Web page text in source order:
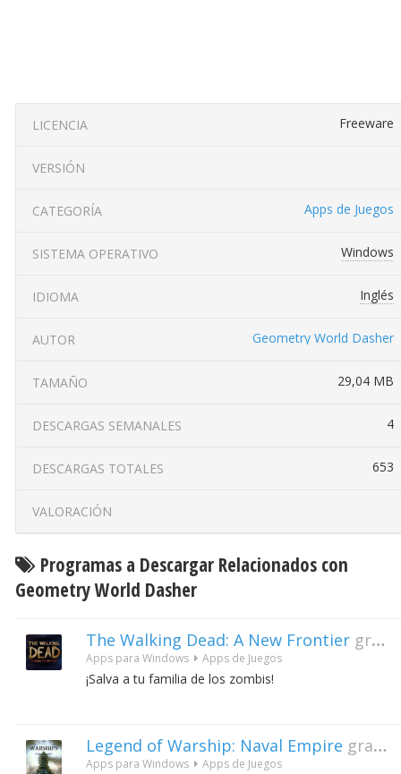
LICENCIA Freeware
VERSIÓN
CATEGORÍA Apps de Juegos
SISTEMA OPERATIVO Windows
IDIOMA Inglés
AUTOR Geometry World Dasher
TAMAÑO 29,04 MB
DESCARGAS SEMANALES 4
DESCARGAS TOTALES 653
VALORACIÓN
Programas a Descargar Relacionados con
Geometry World Dasher
The Walking Dead: A New Frontier gratis
Apps para Windows Apps de Juegos
¡Salva a tu familia de los zombis!
Legend of Warship: Naval Empire gratis
Apps para Windows Apps de Juegos